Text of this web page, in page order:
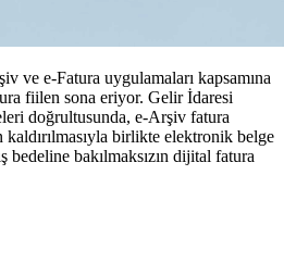
ve e-Fatura uygulamaları kapsamına
fiilen sona eriyor. Gelir İdaresi
doğrultusunda, e-Arşiv fatura
kaldırılmasıyla birlikte elektronik belge
bedeline bakılmaksızın dijital fatura